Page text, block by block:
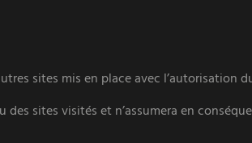
sites mis en place avec l’autorisation
sites visités et n’assumera en